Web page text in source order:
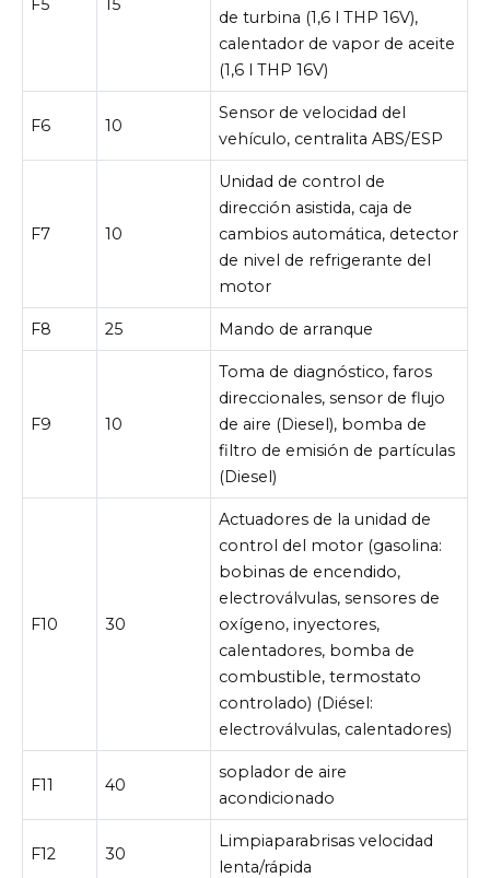
F5 15
de turbina (1,6 l THP 16V),
calentador de vapor de aceite
(1,6 l THP 16V)
F6 10
Sensor de velocidad del
vehículo, centralita ABS/ESP
F7 10
Unidad de control de
dirección asistida, caja de
cambios automática, detector
de nivel de refrigerante del
motor
F8 25 Mando de arranque
F9 10
Toma de diagnóstico, faros
direccionales, sensor de flujo
de aire (Diesel), bomba de
filtro de emisión de partículas
(Diesel)
F10 30
Actuadores de la unidad de
control del motor (gasolina:
bobinas de encendido,
electroválvulas, sensores de
oxígeno, inyectores,
calentadores, bomba de
combustible, termostato
controlado) (Diésel:
electroválvulas, calentadores)
F11 40
soplador de aire
acondicionado
F12 30
Limpiaparabrisas velocidad
lenta/rápida